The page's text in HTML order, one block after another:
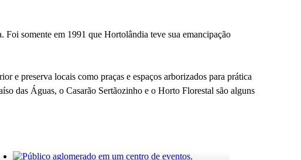
somente em 1991 que Hortolândia teve sua emancipação
e preserva locais como praças e espaços arborizados para prática
das Águas, o Casarão Sertãozinho e o Horto Florestal são alguns